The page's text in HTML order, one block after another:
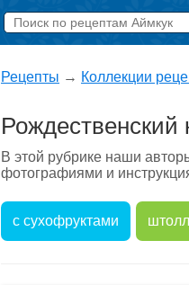
Рецепты → Коллекции
Рождественский
В этой рубрике наши
фотографиями и
с сухофруктами